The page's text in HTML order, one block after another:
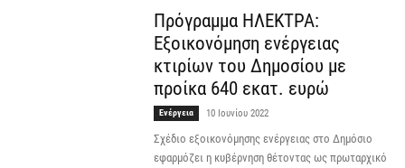
Πρόγραμμα ΗΛΕΚΤΡΑ:
Εξοικονόμηση ενέργειας
κτιρίων του Δημοσίου με
προίκα 640 εκατ. ευρώ
Ενέργεια 10 Ιουνίου 2022
Σχέδιο εξοικονόμησης ενέργειας στο Δημόσιο
εφαρμόζει η κυβέρνηση θέτοντας ως πρωταρχικό